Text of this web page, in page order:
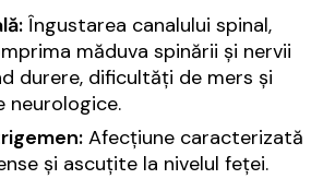
Îngustarea canalului spinal,
măduva spinării și nervii
durere, dificultăți de mers și
neurologice.
Afecțiune caracterizată
și ascuțite la nivelul feței.